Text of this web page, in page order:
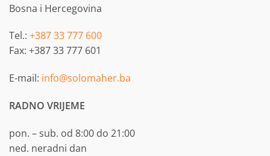
Bosna i Hercegovina
Tel.: +387 33 777 600
Fax: +387 33 777 601
E-mail: info@solomaher.ba
RADNO VRIJEME
pon. – sub. od 8:00 do 21:00
ned. neradni dan